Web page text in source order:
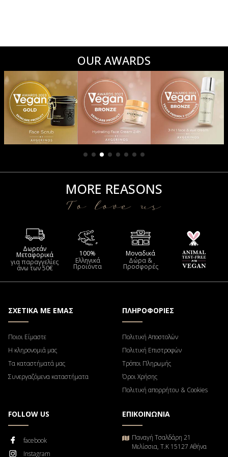
OUR AWARDS
MORE REASONS
To love us
Δωρεάν
Μεταφορικά
για παραγγελίες
άνω των 50€
100%
Ελληνικά
Προιόντα
Μοναδικά
Δώρα &
Προσφορές
ΣΧΕΤΙΚΑ ΜΕ ΕΜΑΣ
Ποιοι Είμαστε
Η κληρονομιά μας
Τα καταστήματά μας
Συνεργαζόμενα καταστήματα
ΠΛΗΡΟΦΟΡΙΕΣ
Πολιτική Αποστολών
Πολιτική Επιστροφών
Τρόποι Πληρωμής
Όροι Χρήσης
Πολιτική απορρήτου & Cookies
FOLLOW US
facebook
Instagram
ΕΠΙΚΟΙΝΩΝΙΑ
Παναγή Τσαλδάρη 21
Μελίσσια, Τ.Κ 15127 Αθήνα